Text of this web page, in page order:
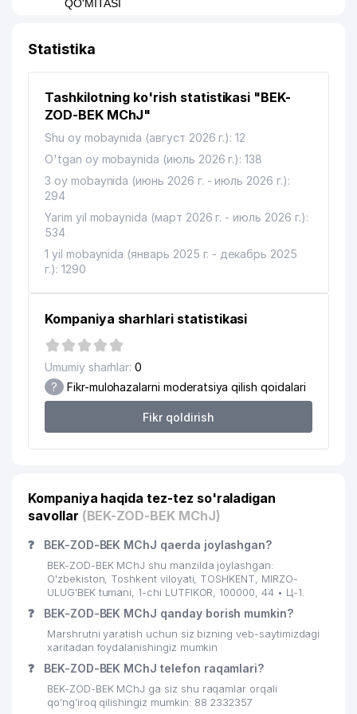
QO'MITASI
10
TADBIRKOR
12
O'ZBEKISTON KOMPOZITORLAR
13 ALBETA XK
14
O'ZBEKISTON RESPUBLIKASI
15
16 LASHKARBEGI MAHALLA QO'MITASI
17 GROSS AJ SUG'URTA KOMPANIYASI 724 м
PASSTRANS MEDIA MChJ
20 SAKURA CITY MChJ 741 м
QOZOX MADANIYAT MARKAZI
INDONEZIA RESPUBLIKASI
23
USPENSKIY NOMIDAGI RESPUBLIKA
IXTISOSLASHTIRILGAN MUSIQA
24
MINTAQAL ELEKTRIK TARMOQLARI
AJ
25 ANGLESEY FOOD MChJ 770 м
26
O'ZBEKISTON RESPUBLIKASI BOSH
PROKURATURASI
27 ENERGIYA DISPETCHER MARKAZI
Statistika
Tashkilotning ko'rish statistikasi "BEK-
ZOD-BEK MChJ"
Shu oy mobaynida (август 2026 г.): 12
O'tgan oy mobaynida (июль 2026 г.): 138
3 oy mobaynida (июнь 2026 г. - июль 2026 г.):
294
Yarim yil mobaynida (март 2026 г. - июль 2026 г.):
534
1 yil mobaynida (январь 2025 г. - декабрь 2025
г.): 1290
Kompaniya sharhlari statistikasi
Umumiy sharhlar: 0
? Fikr-mulohazalarni moderatsiya qilish qoidalari
Fikr qoldirish
Kompaniya haqida tez-tez so'raladigan
savollar (BEK-ZOD-BEK MChJ)
❓ BEK-ZOD-BEK MChJ qaerda joylashgan?
BEK-ZOD-BEK MChJ shu manzilda joylashgan:
O'zbekiston, Toshkent viloyati, TOSHKENT, MIRZO-
ULUG'BEK tumani, 1-chi LUTFIKOR, 100000, 44 • Ц-1.
❓ BEK-ZOD-BEK MChJ qanday borish mumkin?
Marshrutni yaratish uchun siz bizning veb-saytimizdagi
xaritadan foydalanishingiz mumkin
❓ BEK-ZOD-BEK MChJ telefon raqamlari?
BEK-ZOD-BEK MChJ ga siz shu raqamlar orqali
qo’ng’iroq qilishingiz mumkin: 88 2332357